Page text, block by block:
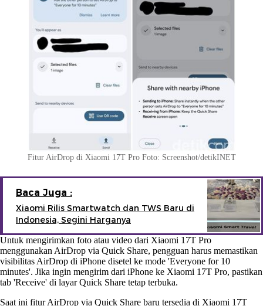
Fitur AirDrop di Xiaomi 17T Pro Foto: Screenshot/detikINET
Baca Juga :
Xiaomi Rilis Smartwatch dan TWS Baru di
Indonesia, Segini Harganya
Untuk mengirimkan foto atau video dari Xiaomi 17T Pro
menggunakan AirDrop via Quick Share, pengguan harus memastikan
visibilitas AirDrop di iPhone disetel ke mode 'Everyone for 10
minutes'. Jika ingin mengirim dari iPhone ke Xiaomi 17T Pro, pastikan
tab 'Receive' di layar Quick Share tetap terbuka.
Saat ini fitur AirDrop via Quick Share baru tersedia di Xiaomi 17T